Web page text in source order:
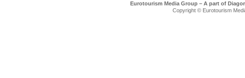
Eurotourism Media Group – A part of
Copyright © Eurotourism